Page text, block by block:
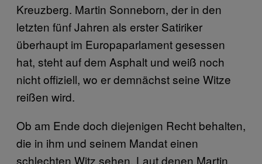
Kreuzberg. Martin Sonneborn, der in den
letzten fünf Jahren als erster Satiriker
überhaupt im Europaparlament gesessen
hat, steht auf dem Asphalt und weiß noch
nicht offiziell, wo er demnächst seine Witze
reißen wird.
Ob am Ende doch diejenigen Recht behalten,
die in ihm und seinem Mandat einen
schlechten Witz sehen. Laut denen Martin